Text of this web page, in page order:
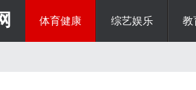
体育健康 综艺娱乐 教